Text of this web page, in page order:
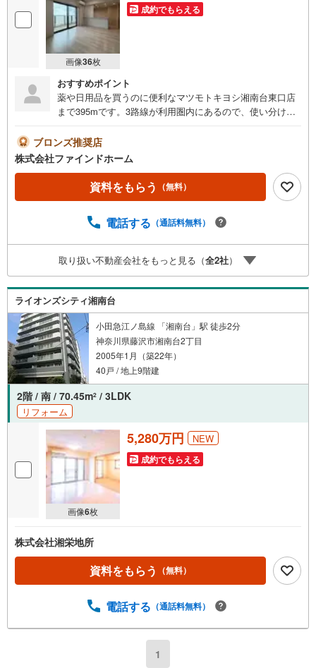
画像36枚
成約でもらえる
おすすめポイント
薬や日用品を買うのに便利なマツモトキヨシ湘南台東口店
まで395mです。3路線が利用圏内にあるので、使い分けも
ですね。内装もキレイな築3年の築浅のお部屋。中古であり
ながら、室内もきれいな一押しのマンションとなっていま
す。ペットの飼育が可能かどうかを事前にご相談いただけ
ブロンズ推奨店
株式会社ファインドホーム
資料をもらう （無料）
電話する （通話料無料）
取り扱い不動産会社をもっと見る（全2社）
ライオンズシティ湘南台
小田急江ノ島線 「湘南台」駅 徒歩2分
神奈川県藤沢市湘南台2丁目
2005年1月（築22年）
40戸 / 地上9階建
2階 / 南 / 70.45m2 / 3LDK
リフォーム
画像6枚
5,280万円 NEW
成約でもらえる
株式会社湘栄地所
資料をもらう （無料）
電話する （通話料無料）
1